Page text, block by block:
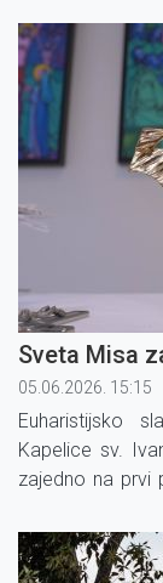
Sveta Misa
05.06.2026. 15:15
Euharistijsko
Kapelice sv.
zajedno na prvi